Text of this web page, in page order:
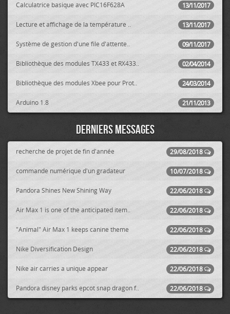
13/11/2017
Calculatrice basique avec PIC16F628A
13/11/2017
Lecture et affichage de la température ..
09/11/2017
Système de gestion d'une file d'attente..
02/04/2014
Bibliothèque des modules TX433 et RX433..
24/03/2014
Bibliothèque des modules Xbee pour Prot..
21/11/2013
Arduino 1.8
Derniers messages
29/08/2018
recherche de projet de fin d'année
10/07/2018
commande numérique d'un gradateur
22/06/2018
Pandora Shines New Shining Way
22/06/2018
Air Max 1 is one of the anticipated item..
22/06/2018
"Animal" Air Max 1 keeps canine theme
22/06/2018
Nike Diversification Design
22/06/2018
Nike air carries a unique appear
22/06/2018
Pandora disney parks epcot snap dragon f..